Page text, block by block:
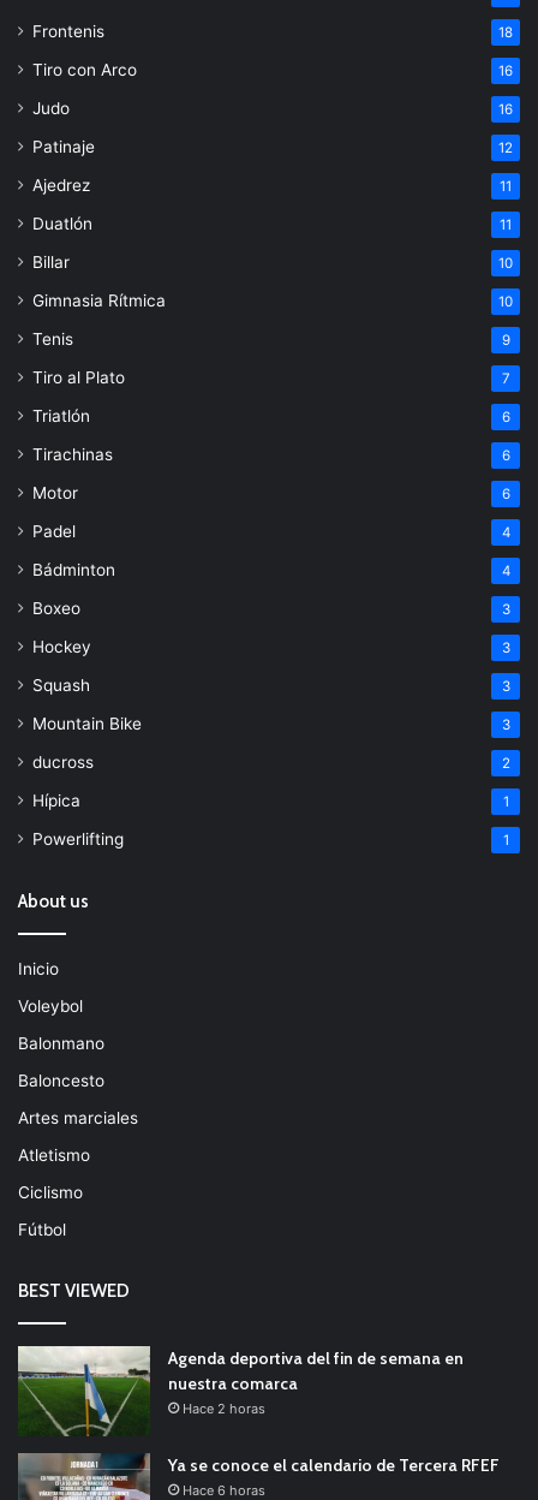
Frontenis 18
Tiro con Arco 16
Judo 16
Patinaje 12
Ajedrez 11
Duatlón 11
Billar 10
Gimnasia Rítmica 10
Tenis 9
Tiro al Plato 7
Triatlón 6
Tirachinas 6
Motor 6
Padel 4
Bádminton 4
Boxeo 3
Hockey 3
Squash 3
Mountain Bike 3
ducross 2
Hípica 1
Powerlifting 1
About us
Inicio
Voleybol
Balonmano
Baloncesto
Artes marciales
Atletismo
Ciclismo
Fútbol
BEST VIEWED
Agenda deportiva del fin de semana en
nuestra comarca
Hace 2 horas
Ya se conoce el calendario de Tercera RFEF
Hace 6 horas